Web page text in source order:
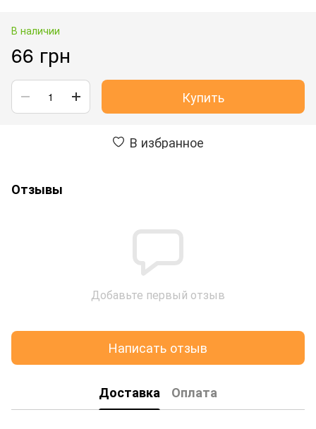
В наличии
66 грн
Купить
В избранное
Отзывы
Добавьте первый отзыв
Написать отзыв
Доставка Оплата